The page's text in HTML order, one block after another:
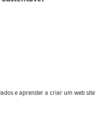
e aprender a criar um web